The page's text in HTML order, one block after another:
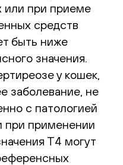
или при приеме
средств
быть ниже
значения.
у кошек,
заболевание, не
с патологией
при применении
Т4 могут